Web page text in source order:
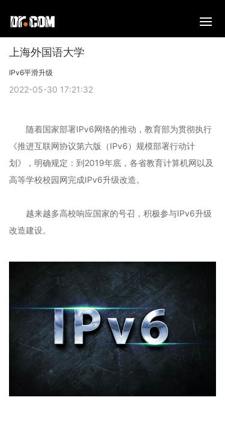
上海外国语大学
IPv6平滑升级
2022-05-30 17:21:32
随着国家部署IPv6网络的推动，教育部为贯彻执行
《推进互联网协议第六版（IPv6）规模部署行动计
划》，明确规定：到2019年底，各省教育计算机网以及
高等学校校园网完成IPv6升级改造。
越来越多高校响应国家的号召，积极参与IPv6升级
改造建设。